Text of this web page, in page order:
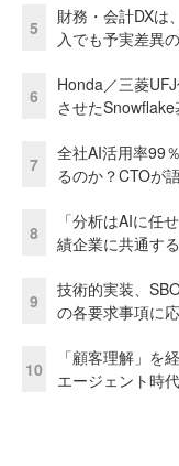
5
財務・会計DX
入でも予実差異
6
Honda／三菱
させた
7
全社AI活用率99
るのか？CTOが
8
「分析はAIに任
績企業に共通す
9
技術的実装、
の各要求事項に
10
「顧客理解」を
エージェント時